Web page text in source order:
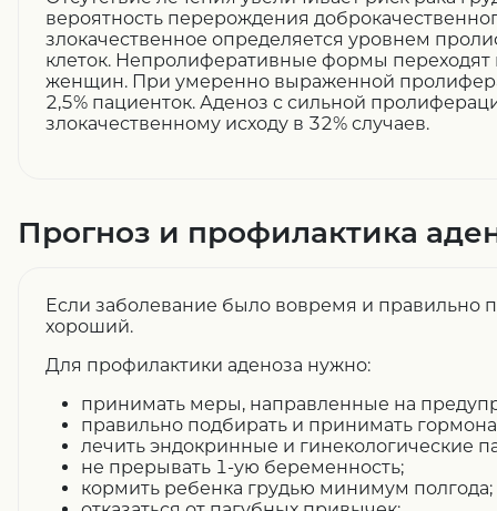
вероятность перерождения
злокачественное определяется уровнем
клеток. Непролиферативные формы переходят
женщин. При умеренно выраженной
2,5% пациенток. Аденоз с сильной
злокачественному исходу в 32% случаев.
Прогноз и профилактика
Если заболевание было вовремя и правильно
хороший.
Для профилактики аденоза нужно:
принимать меры, направленные на
правильно подбирать и принимать
лечить эндокринные и гинекологические
не прерывать 1-ую беременность;
кормить ребенка грудью минимум полгода;